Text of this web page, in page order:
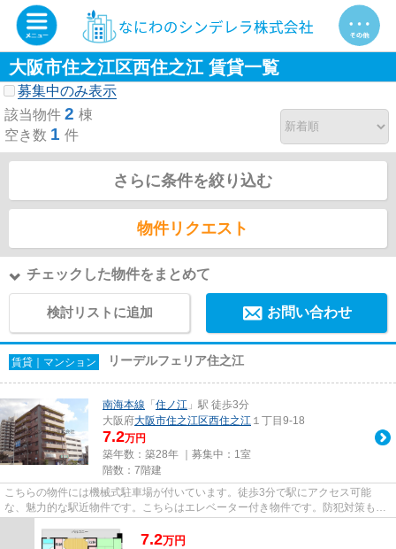
大阪市住之江区西住之江 賃貸一覧
募集中のみ表示
該当物件 2 棟
空き数 1 件
さらに条件を絞り込む
物件リクエスト
チェックした物件をまとめて
検討リストに追加 お問い合わせ
賃貸｜マンション リーデルフェリア住之江
南海本線 「 住ノ江 」駅 徒歩3分
大阪府大阪市住之江区西住之江 １丁目9-18
7.2万円
築年数：築28年 ｜募集中： 1室
階数：7階建
こちらの物件には機械式駐車場が付いています。徒歩3分で駅にアクセス可能
な、魅力的な駅近物件です。こちらはエレベーター付き物件です。防犯対策もバ
7.2万円